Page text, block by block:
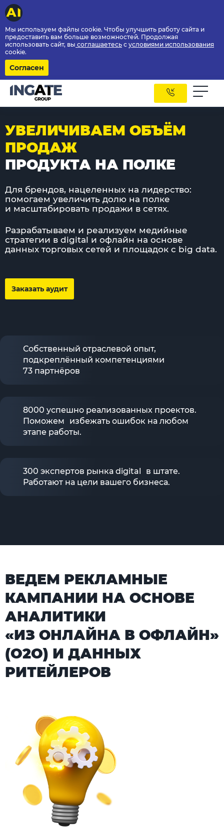
Мы используем файлы cookie. Чтобы улучшить работу сайта и
предоставить вам больше возможностей. Продолжая
использовать сайт, вы соглашаетесь с условиями использования
cookie.
Согласен
УВЕЛИЧИВАЕМ ОБЪЁМ
ПРОДАЖ
ПРОДУКТА НА ПОЛКЕ
Для брендов, нацеленных на лидерство:
помогаем увеличить долю на полке
и масштабировать продажи в сетях.
Разрабатываем и реализуем медийные
стратегии в digital и офлайн на основе
данных торговых сетей и площадок с big data.
Заказать аудит
Собственный отраслевой опыт,
подкреплённый компетенциями
73 партнёров
8000 успешно реализованных проектов.
Поможем избежать ошибок на любом
этапе работы.
300 экспертов рынка digital в штате.
Работают на цели вашего бизнеса.
ВЕДЕМ РЕКЛАМНЫЕ
КАМПАНИИ НА ОСНОВЕ
АНАЛИТИКИ
«ИЗ ОНЛАЙНА В ОФЛАЙН»
(O2O) И ДАННЫХ
РИТЕЙЛЕРОВ